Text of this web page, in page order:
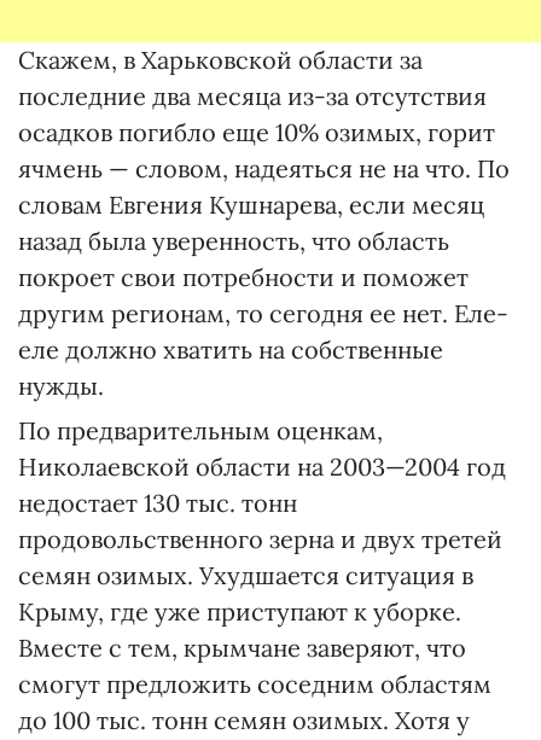
Скажем, в Харьковской области за
последние два месяца из-за отсутствия
осадков погибло еще 10% озимых, горит
ячмень — словом, надеяться не на что. По
словам Евгения Кушнарева, если месяц
назад была уверенность, что область
покроет свои потребности и поможет
другим регионам, то сегодня ее нет. Еле-
еле должно хватить на собственные
нужды.
По предварительным оценкам,
Николаевской области на 2003—2004 год
недостает 130 тыс. тонн
продовольственного зерна и двух третей
семян озимых. Ухудшается ситуация в
Крыму, где уже приступают к уборке.
Вместе с тем, крымчане заверяют, что
смогут предложить соседним областям
до 100 тыс. тонн семян озимых. Хотя у